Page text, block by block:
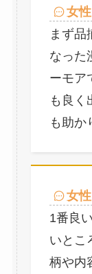
女
まず品
なった
ーモア
も良く
も助か
女
1番良
いとこ
柄や内